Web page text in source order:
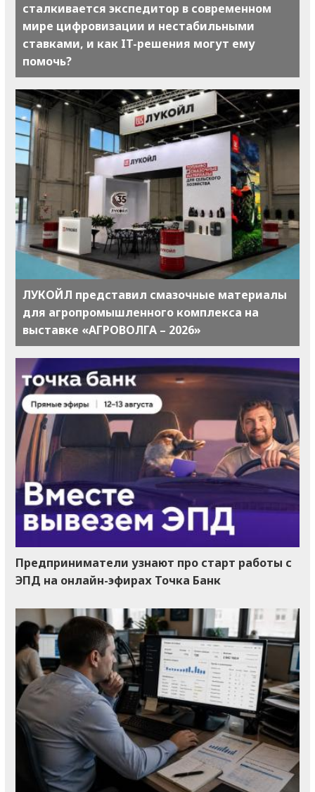
сталкивается экспедитор в современном
мире цифровизации и нестабильными
ставками, и как IT-решения могут ему
помочь?
ЛУКОЙЛ представил смазочные материалы
для агропромышленного комплекса на
выставке «АГРОВОЛГА – 2026»
Предприниматели узнают про старт работы с
ЭПД на онлайн-эфирах Точка Банк